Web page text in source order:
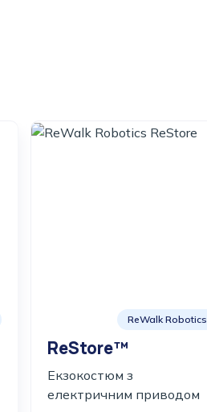
ReWalk Robotics
ReStore™
Екзокостюм з
електричним приводом